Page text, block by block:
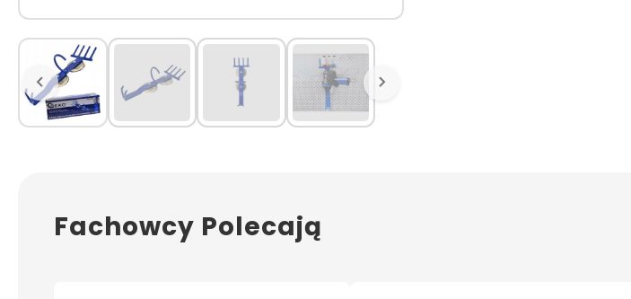
Fachowcy Polecają